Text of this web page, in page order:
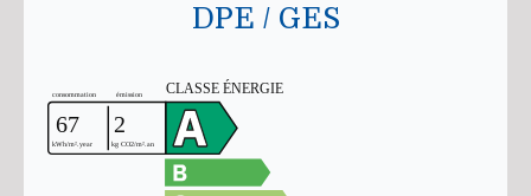
DPE / GES